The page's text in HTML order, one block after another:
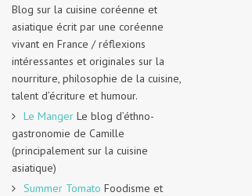
Blog sur la cuisine coréenne et
asiatique écrit par une coréenne
vivant en France / réflexions
intéressantes et originales sur la
nourriture, philosophie de la cuisine,
talent d’écriture et humour.
Le Manger Le blog d’éthno-
gastronomie de Camille
(principalement sur la cuisine
asiatique)
Summer Tomato Foodisme et